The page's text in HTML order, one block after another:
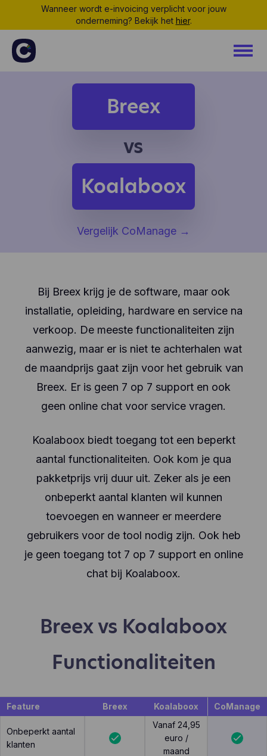
Wanneer wordt e-invoicing verplicht voor jouw
onderneming? Bekijk het hier.
Breex
vs
Koalaboox
Vergelijk CoManage →
Bij Breex krijg je de software, maar ook
installatie, opleiding, hardware en service na
verkoop. De meeste functionaliteiten zijn
aanwezig, maar er is niet te achterhalen wat
de maandprijs gaat zijn voor het gebruik van
Breex. Er is geen 7 op 7 support en ook
geen online chat voor service vragen.
Koalaboox biedt toegang tot een beperkt
aantal functionaliteiten. Ook kom je qua
pakketprijs vrij duur uit. Zeker als je een
onbeperkt aantal klanten wil kunnen
toevoegen en wanneer er meerdere
gebruikers voor de tool nodig zijn. Ook heb
je geen toegang tot 7 op 7 support en online
chat bij Koalaboox.
Breex vs Koalaboox
Functionaliteiten
Feature Breex Koalaboox CoManage
Onbeperkt aantal
klanten
Vanaf 24,95
euro /
maand